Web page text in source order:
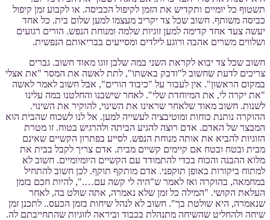
תשטוף כל יומיים ותקדיש את הזמן לקיפול הכביסה. או לקבוע זמן קיפול
כביסה משותף. חשוב שכל צד יקריב מעצמו למען שלום בית. כל אחד
יעשה צעד אחד קדימה למען זוגיות שלמה ומנוחת הנפש. הורים רגועים
ושלווים משרים אהבה ורוגע לילדים ומסייעים בבריאותם הנפשית.
חשוב שכל צד יבוא לקראת השני במה שלבן זוגו מאוד חשוב. גברים
צריכים לדעת שחשוב ל"ודבק באשתו", לתת לאשה את המסר "את אצלי
במקום הראשון". אין לעבור על "כיבוד הורים", אבל חשוב לאמר לאשה
"את יקרה לי, את המיוחדת שלי". לאחר שישבנו והחלטנו במה עלינו
לשנות. חשוב מאוד שלאחר שראינו את השינוי, להוקיר את השינוי.
ההוקרה נותנת כוחות ומוטיבציה לעשייה למען. אל לנו לשכוח שהבית הוא
המבצר של האדם. אדם רוצה להגיע הביתה ולהרגיש בטוח. זו מטרת
הזוגיות להביא את אותה מנוחת הנפש. לסייע בפתרון הקשיים שאינם
מבית ובטח ובטח אם קיימים קשיים מבית. אדם צריך לקבל בבית את
מלוא ההבנה והכוח בכדי להתמודד עם הקשיים היומיומיים. חשוב לא
למתוח ביקורות באופן תוקפני. אדם מותקף תוקף. לכן חשוב להתחיל
במחמאה, בהוקרה ואז לאמר ש"היה לי קשה עם….", להיות חכם בזמן
העלאת הקושי. "המילה כל זמן שלא נאמרה, אתה שולט בה, לאחר
שנאמרה, היא שולטת בך". חשוב לא לנהל שיחות בזמן הכעס.. לתכנן זמן
שיחה ולהחליט שהשיחה מתנהלת בכבוד וביראה לזוגיות שהתחייבתם לה.